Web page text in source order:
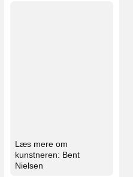
Læs mere om
kunstneren: Bent
Nielsen